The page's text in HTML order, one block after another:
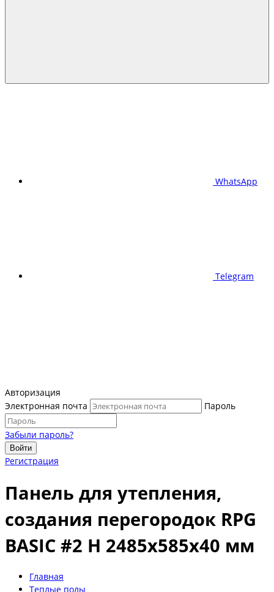
WhatsApp
Telegram
Авторизация
Электронная почта
Пароль
Забыли пароль?
Войти
Регистрация
Панель для утепления,
создания перегородок RPG
BASIC #2 H 2485х585х40 мм
Главная
Теплые полы